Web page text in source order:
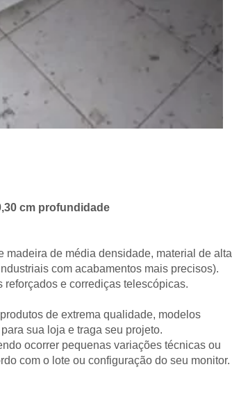
cm profundidade
de média densidade, material de alta
com acabamentos mais precisos).
e corrediças telescópicas.
de extrema qualidade, modelos
sua loja e traga seu projeto.
ocorrer pequenas variações técnicas ou
com o lote ou configuração do seu monitor.